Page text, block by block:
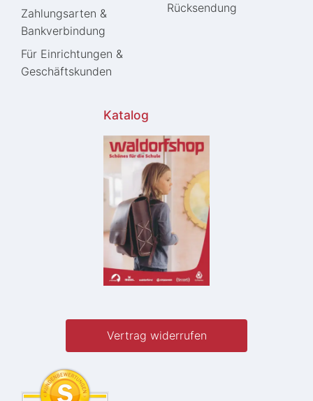
Zahlungsarten &
Bankverbindung
Für Einrichtungen &
Geschäftskunden
Rücksendung
Katalog
Vertrag widerrufen